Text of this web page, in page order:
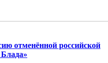
отменённой российской